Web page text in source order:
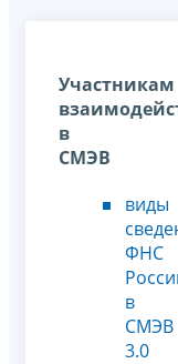
Участникам
в
СМЭВ
виды
ФНС
в
СМЭВ
3.0